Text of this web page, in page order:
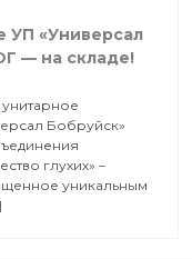
УП «Универсал
— на складе!
Бобруйск»
глухих» –
уникальным